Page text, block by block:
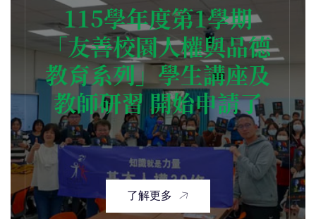
115學年度第1學期
「友善校園人權與品德
教育系列」學生講座及
教師研習 開始申請了
了解更多